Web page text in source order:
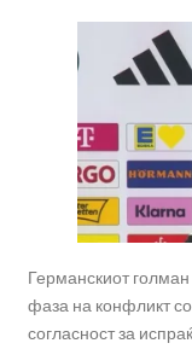
Германскиот
фаза на конфликт
согласност за